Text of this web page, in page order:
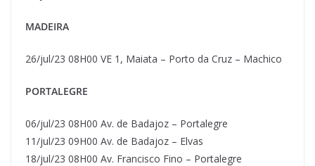
MADEIRA
26/jul/23 08H00 VE 1, Maiata – Porto da Cruz – Machico
PORTALEGRE
06/jul/23 08H00 Av. de Badajoz – Portalegre
11/jul/23 09H00 Av. de Badajoz – Elvas
18/jul/23 08H00 Av. Francisco Fino – Portalegre